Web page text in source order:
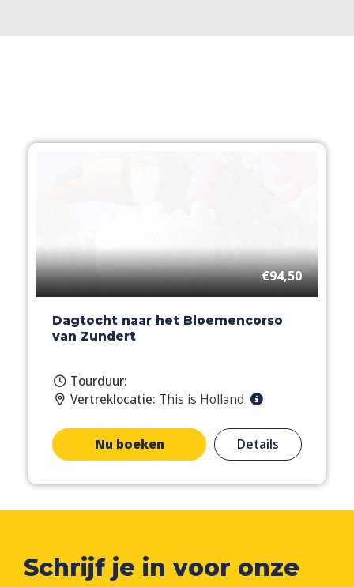
€94,50
Dagtocht naar het Bloemencorso
van Zundert
Tourduur:
Vertreklocatie: This is Holland
Nu boeken Details
Schrijf je in voor onze